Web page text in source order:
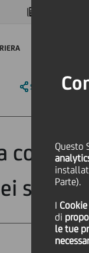
Questo
Parte).
I
di
le tue
SHARE
suoi